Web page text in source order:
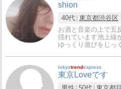
shion
40代 東京都渋谷区
お酒と音楽の上で
揺れています池上線
ゆっくり遊びをじっ
tokyotrendexpress
東京Loveです